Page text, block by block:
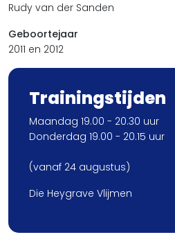
Rudy van der Sanden
Geboortejaar
2011 en 2012
Trainingstijden
Maandag 19.00 - 20.30 uur
Donderdag 19.00 - 20.15 uur
(vanaf 24 augustus)
Die Heygrave Vlijmen